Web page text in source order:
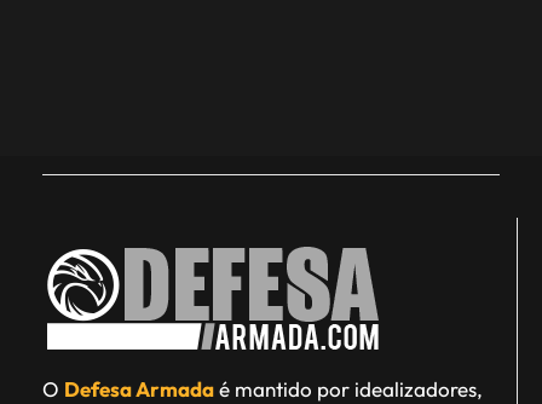
O Defesa Armadaé mantido por idealizadores,